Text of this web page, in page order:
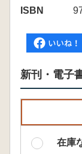
ISBN
新刊・電子
在庫